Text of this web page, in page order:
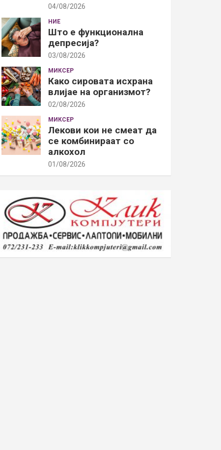
04/08/2026
НИЕ
Што е функционална
депресија?
03/08/2026
МИКСЕР
Како сировата исхрана
влијае на организмот?
02/08/2026
МИКСЕР
Лекови кои не смеат да
се комбинираат со
алкохол
01/08/2026